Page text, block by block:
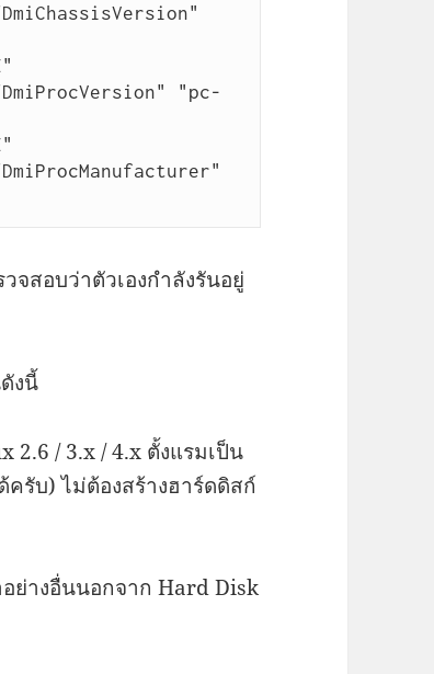
"pc-
จสอบว่าตัวเองกำลังรันอยู่
งนี้
2.6 / 3.x / 4.x ตั้งแรมเป็น
รับ) ไม่ต้องสร้างฮาร์ดดิสก์
ย่างอื่นนอกจาก Hard Disk